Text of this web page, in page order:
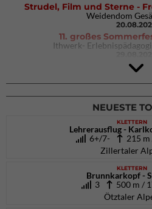
Strudel, Film und Sterne -
Weidendom
11. großes
Ithwerk-
4Blocs KIDS
DAV Kletter- & Boulderzentrum
NEUESTE
KLETTERN
Lehrerausflug -
6+/7-
215
Zillertaler
KLETTERN
Brunnkarkopf -
3
500 m /
Ötztaler